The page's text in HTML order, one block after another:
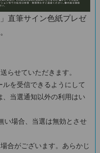
直筆サイン色紙プレゼ
らせていただきます。
ルを受信できるようにして
、当選通知以外の利用はい
い場合、当選は無効とさせ
合がございます。あらかじ